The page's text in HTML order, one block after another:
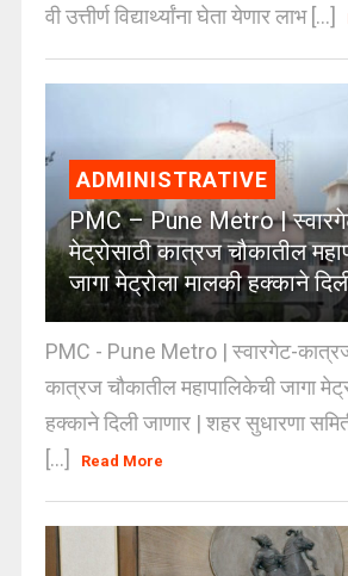
वी उत्तीर्ण विद्यार्थ्यांना घेता येणार लाभ [...]
ADMINISTRATIVE
PMC – Pune Metro |
मेट्रोसाठी कात्रज चौकातील
जागा मेट्रोला मालकी हक्काने
PMC - Pune Metro | स्वारगेट-
कात्रज चौकातील महापालिकेची जागा
हक्काने दिली जाणार | शहर सुधारणा
[...]
Read More